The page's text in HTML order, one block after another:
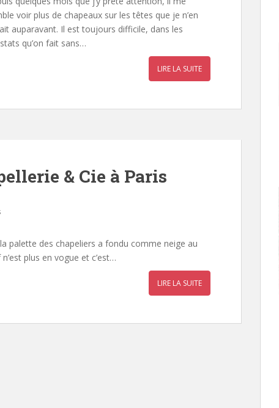
voir plus de chapeaux sur les têtes que je n’en
auparavant. Il est toujours difficile, dans les
qu’on fait sans…
LIRE LA SUITE
& Cie à Paris
palette des chapeliers a fondu comme neige au
plus en vogue et c’est…
LIRE LA SUITE